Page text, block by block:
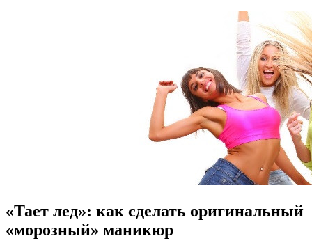
«Тает лед»: как сделать оригинальный
«морозный» маникюр